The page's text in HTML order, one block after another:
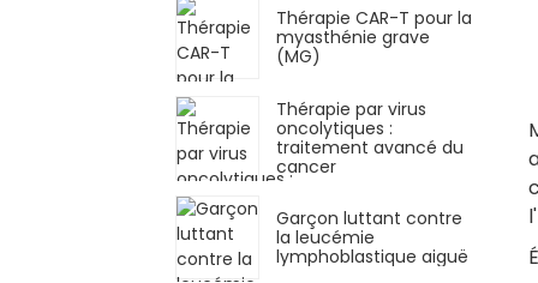
Thérapie CAR-T pour la
myasthénie grave
(MG)
Thérapie par virus
oncolytiques :
traitement avancé du
cancer
Garçon luttant contre
la leucémie
lymphoblastique aiguë